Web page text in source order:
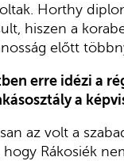
Horthy
hiszen a
előtt
erre idézi a
a
az volt a
Rákosiék